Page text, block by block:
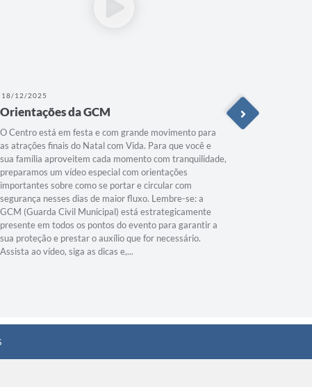
18/12/2025
Orientações da GCM
O Centro está em festa e com grande movimento para
as atrações finais do Natal com Vida. Para que você e
sua família aproveitem cada momento com tranquilidade,
preparamos um vídeo especial com orientações
importantes sobre como se portar e circular com
segurança nesses dias de maior fluxo. Lembre-se: a
GCM (Guarda Civil Municipal) está estrategicamente
presente em todos os pontos do evento para garantir a
sua proteção e prestar o auxílio que for necessário.
Assista ao vídeo, siga as dicas e,...